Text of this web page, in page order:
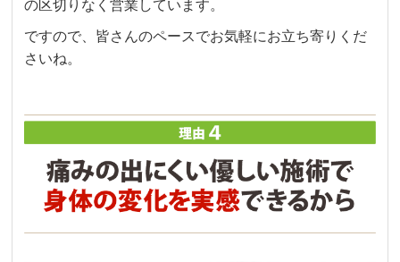
の区切りなく営業しています。
ですので、皆さんのペースでお気軽にお立ち寄りくだ
さいね。